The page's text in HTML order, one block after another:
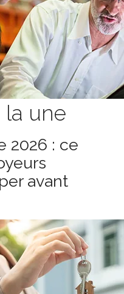
une
2026 : ce
avant